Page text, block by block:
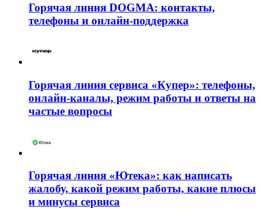
Горячая линия DOGMA: контакты,
телефоны и онлайн-поддержка
Горячая линия сервиса «Купер»: телефоны,
онлайн-каналы, режим работы и ответы на
частые вопросы
Горячая линия «Ютека»: как написать
жалобу, какой режим работы, какие плюсы
и минусы сервиса